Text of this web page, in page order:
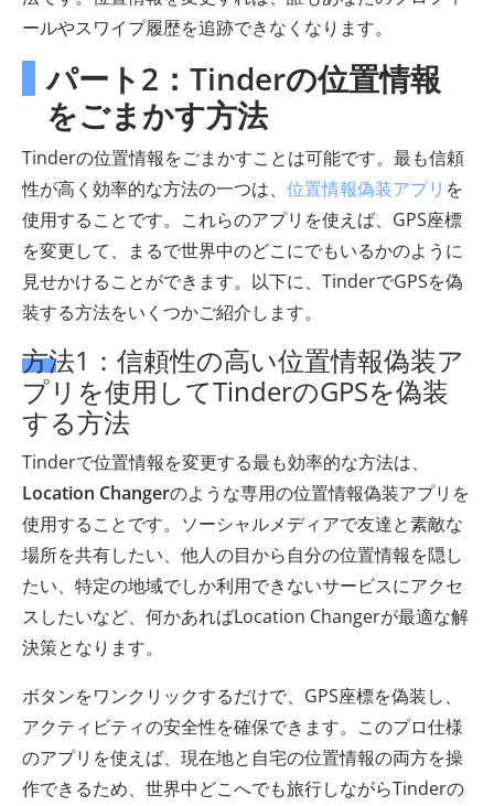
ールやスワイプ履歴を追跡できなくなります。
パート2：Tinderの位置情報
をごまかす方法
Tinderの位置情報をごまかすことは可能です。最も信頼
性が高く効率的な方法の一つは、 位置情報偽装アプリ を
使用することです。これらのアプリを使えば、GPS座標
を変更して、まるで世界中のどこにでもいるかのように
見せかけることができます。以下に、TinderでGPSを偽
装する方法をいくつかご紹介します。
方法1：信頼性の高い位置情報偽装ア
プリを使用してTinderのGPSを偽装
する方法
Tinderで位置情報を変更する最も効率的な方法は、
Location Changerのような専用の位置情報偽装アプリを
使用することです。ソーシャルメディアで友達と素敵な
場所を共有したい、他人の目から自分の位置情報を隠し
たい、特定の地域でしか利用できないサービスにアクセ
スしたいなど、何かあればLocation Changerが最適な解
決策となります。
ボタンをワンクリックするだけで、GPS座標を偽装し、
アクティビティの安全性を確保できます。このプロ仕様
のアプリを使えば、現在地と自宅の位置情報の両方を操
作できるため、世界中どこへでも旅行しながらTinderの